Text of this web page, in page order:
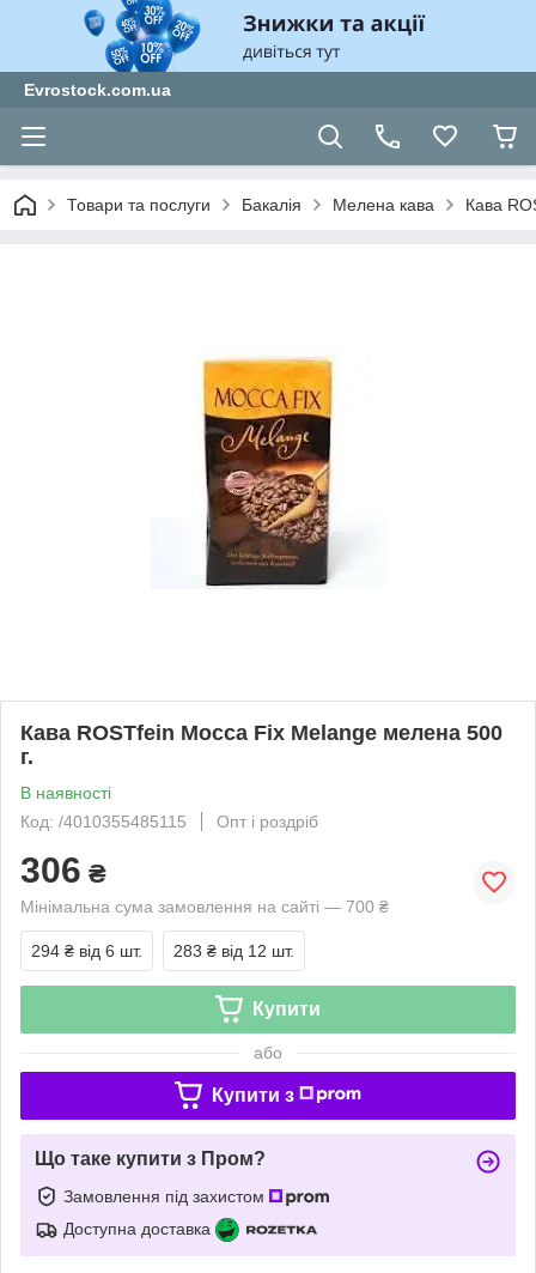
Evrostock.com.ua
Товари та послуги Бакалія Мелена кава Кава
Кава ROSTfein Mocca Fix Melange мелена 500
г.
В наявності
Код: /4010355485115
Опт і роздріб
306 ₴
Мінімальна сума замовлення на сайті — 700 ₴
294 ₴ від 6 шт. 283 ₴ від 12 шт.
Купити
або
Купити з
Що таке купити з Пром?
Замовлення під захистом
Доступна доставка